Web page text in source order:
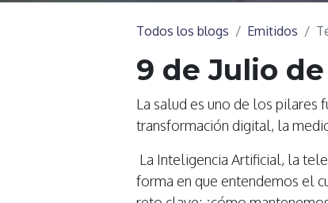
Todos los blogs Emitidos
9 de Julio
La salud es uno de los pilares
transformación digital, la
La Inteligencia Artificial, la
forma en que entendemos el